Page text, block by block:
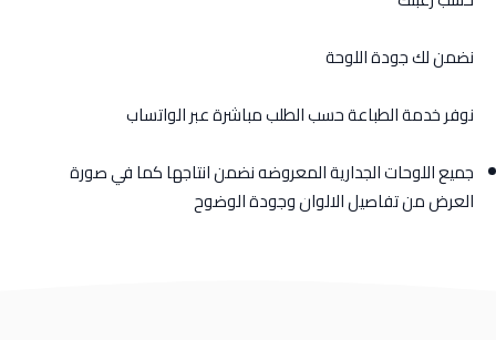
نضمن لك جودة اللوحة
نوفر خدمة الطباعة حسب الطلب مباشرة عبر الواتساب
جميع اللوحات الجدارية المعروضه نضمن انتاجها كما في صورة
العرض من تفاصيل الالوان وجودة الوضوح